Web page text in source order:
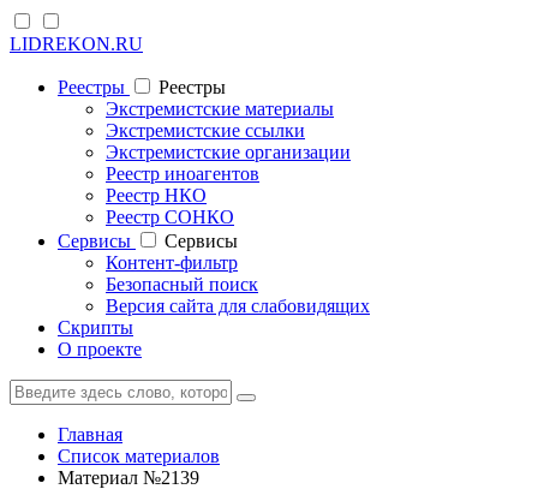
LIDREKON.RU
Реестры
Реестры
Экстремистские материалы
Экстремистские ссылки
Экстремистские организации
Реестр иноагентов
Реестр НКО
Реестр СОНКО
Cервисы
Cервисы
Контент-фильтр
Безопасный поиск
Версия сайта для слабовидящих
Скрипты
О проекте
Главная
Список материалов
Материал №2139